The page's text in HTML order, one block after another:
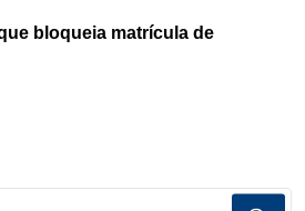
bloqueia matrícula de